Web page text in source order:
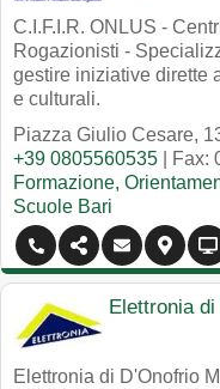
C.I.F.I.R. ONLUS -
Rogazionisti -
gestire iniziative dirette
e culturali.
Piazza Giulio Cesare,
+39 0805560535 | Fax:
Formazione,
Scuole Bari
Elettronia
Elettronia di D'Onofrio